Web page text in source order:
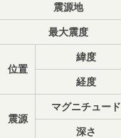
震源地
最大震度
位置
緯度
経度
震源
マグニチュード
深さ